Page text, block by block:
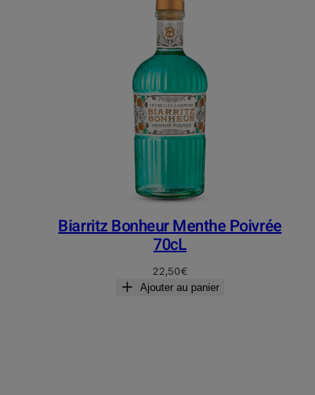
Biarritz Bonheur Menthe Poivrée
70cL
22,50€
Ajouter au panier